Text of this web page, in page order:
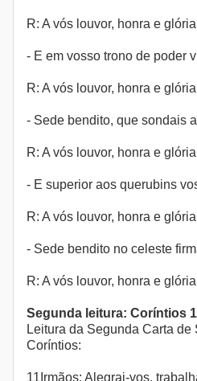
R: A vós louvor, honra e
- E em vosso trono de poder
R: A vós louvor, honra e
- Sede bendito, que sondais
R: A vós louvor, honra e
- E superior aos querubins
R: A vós louvor, honra e
- Sede bendito no celeste
R: A vós louvor, honra e
Segunda leitura: Coríntios
Leitura da Segunda Carta de
Coríntios:
11Irmãos: Alegrai-vos,